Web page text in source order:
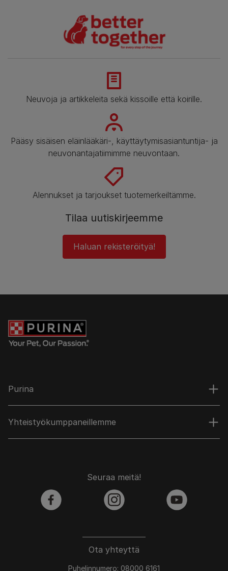
Neuvoja ja artikkeleita sekä kissoille että koirille.
Pääsy sisäisen eläinlääkäri-, käyttäytymisasiantuntija- ja
neuvonantajatiimimme neuvontaan.
Alennukset ja tarjoukset tuotemerkeiltämme.
Tilaa uutiskirjeemme
Haluan rekisteröityä!
Purina
Yhteistyökumppaneillemme
Ota yhteyttä
Puhelinnumero: 08000 6161
Seuraa meitä!
facebook instagram youtube